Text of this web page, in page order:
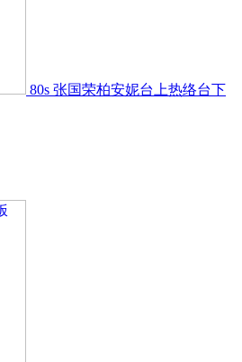
80s 张国荣柏安妮台上热络台下